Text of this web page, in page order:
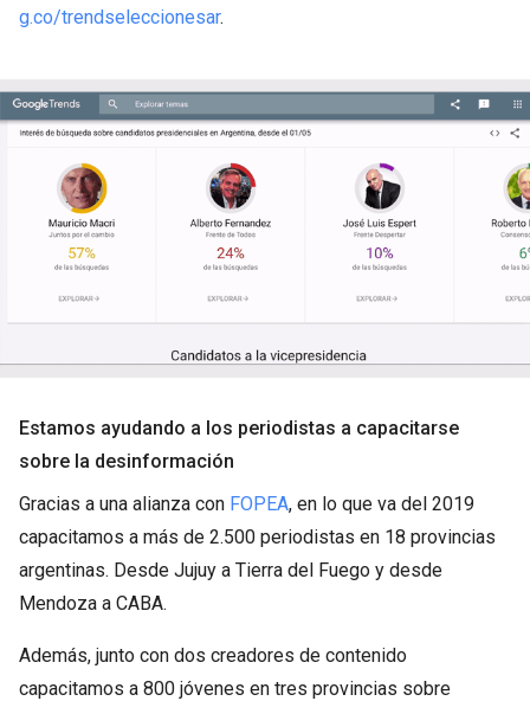
g.co/trendseleccionesar.
Estamos ayudando a los periodistas a capacitarse
sobre la desinformación
Gracias a una alianza con FOPEA, en lo que va del 2019
capacitamos a más de 2.500 periodistas en 18 provincias
argentinas. Desde Jujuy a Tierra del Fuego y desde
Mendoza a CABA.
Además, junto con dos creadores de contenido
capacitamos a 800 jóvenes en tres provincias sobre